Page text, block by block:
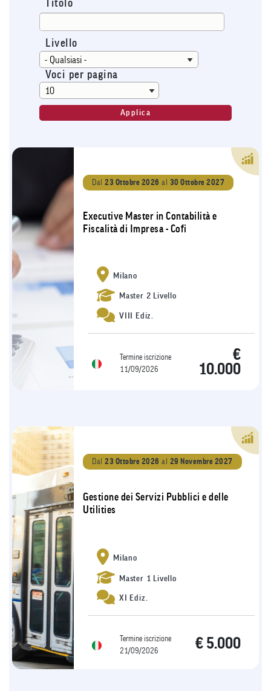
Titolo
Livello
Voci per pagina
Dal 23 Ottobre 2026 al 30 Ottobre 2027
Executive Master in Contabilità e
Fiscalità di Impresa - Cofi
Milano
Master 2 Livello
VIII Ediz.
Termine iscrizione
11/09/2026
€
10.000
Dal 23 Ottobre 2026 al 29 Novembre 2027
Gestione dei Servizi Pubblici e delle
Utilities
Milano
Master 1 Livello
XI Ediz.
Termine iscrizione
21/09/2026
€ 5.000